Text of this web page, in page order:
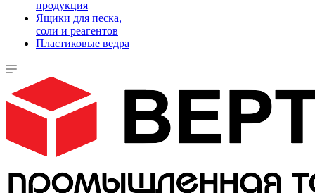
продукция
Ящики для песка,
соли и реагентов
Пластиковые ведра